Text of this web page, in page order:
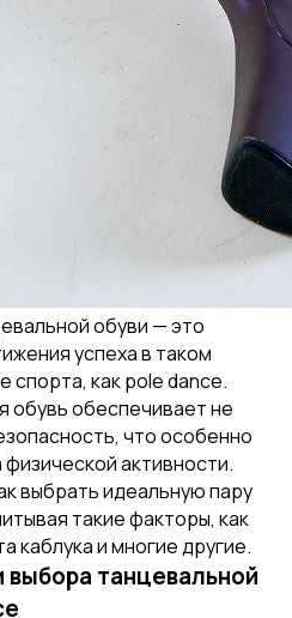
обуви — это
успеха в таком
спорта, как pole dance.
обувь обеспечивает не
что особенно
активности.
выбрать идеальную пару
такие факторы, как
каблука и многие другие.
танцевальной